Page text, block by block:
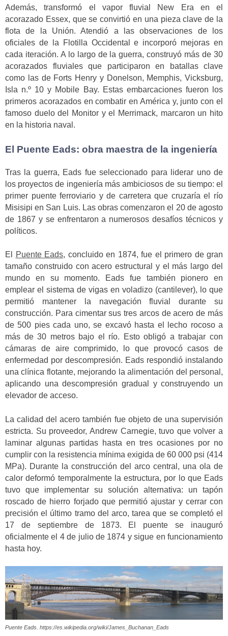
Además, transformó el vapor fluvial New Era en el
acorazado Essex, que se convirtió en una pieza clave de la
flota de la Unión. Atendió a las observaciones de los
oficiales de la Flotilla Occidental e incorporó mejoras en
cada iteración. A lo largo de la guerra, construyó más de 30
acorazados fluviales que participaron en batallas clave
como las de Forts Henry y Donelson, Memphis, Vicksburg,
Isla n.º 10 y Mobile Bay. Estas embarcaciones fueron los
primeros acorazados en combatir en América y, junto con el
famoso duelo del Monitor y el Merrimack, marcaron un hito
en la historia naval.
El Puente Eads: obra maestra de la ingeniería
Tras la guerra, Eads fue seleccionado para liderar uno de
los proyectos de ingeniería más ambiciosos de su tiempo: el
primer puente ferroviario y de carretera que cruzaría el río
Misisipi en San Luis. Las obras comenzaron el 20 de agosto
de 1867 y se enfrentaron a numerosos desafíos técnicos y
políticos.
El Puente Eads, concluido en 1874, fue el primero de gran
tamaño construido con acero estructural y el más largo del
mundo en su momento. Eads fue también pionero en
emplear el sistema de vigas en voladizo (cantilever), lo que
permitió mantener la navegación fluvial durante su
construcción. Para cimentar sus tres arcos de acero de más
de 500 pies cada uno, se excavó hasta el lecho rocoso a
más de 30 metros bajo el río. Esto obligó a trabajar con
cámaras de aire comprimido, lo que provocó casos de
enfermedad por descompresión. Eads respondió instalando
una clínica flotante, mejorando la alimentación del personal,
aplicando una descompresión gradual y construyendo un
elevador de acceso.
La calidad del acero también fue objeto de una supervisión
estricta. Su proveedor, Andrew Carnegie, tuvo que volver a
laminar algunas partidas hasta en tres ocasiones por no
cumplir con la resistencia mínima exigida de 60 000 psi (414
MPa). Durante la construcción del arco central, una ola de
calor deformó temporalmente la estructura, por lo que Eads
tuvo que implementar su solución alternativa: un tapón
roscado de hierro forjado que permitió ajustar y cerrar con
precisión el último tramo del arco, tarea que se completó el
17 de septiembre de 1873. El puente se inauguró
oficialmente el 4 de julio de 1874 y sigue en funcionamiento
hasta hoy.
Puente Eads. https://es.wikipedia.org/wiki/James_Buchanan_Eads